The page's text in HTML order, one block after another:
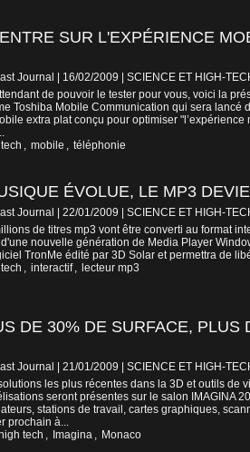
SUR L'EXPÉRIENCE
Journal | 16/02/2009
SCIENCE ET HIGH-
de pouvoir le tester pour vous, voici la
Toshiba Mobile Communication qui sera lancé
extra plat conçu pour optimiser "l’expérience
, mobile , téléphonie
ÉVOLUE, LE MP3
Journal | 22/01/2009
SCIENCE ET HIGH-
de titres mp3 vont être converti au format
nouvelle génération de Media Player
TronMe édité par 3D Solar et permettra de
, interactif , lecteur mp3
DE 30% DE SURFACE, PLUS
Journal | 21/01/2009
SCIENCE ET HIGH-
les plus récentes dans la 3D et outils de
seront présentes sur le salon IMAGINA
stations de travail, cartes graphiques,
prochain à...
high tech , Imagina , Monaco